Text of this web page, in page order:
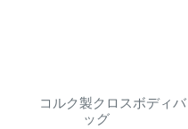
コルク製クロスボディバ
ッグ